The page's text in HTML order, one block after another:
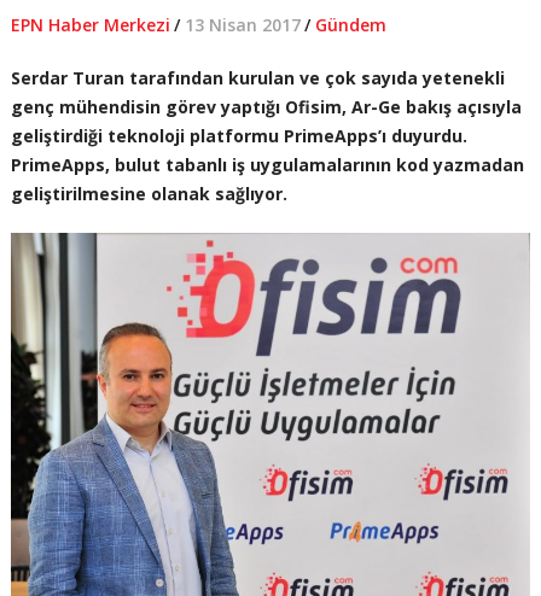
EPN Haber Merkezi / 13 Nisan 2017/ Gündem
Serdar Turan tarafından kurulan ve çok sayıda yetenekli
genç mühendisin görev yaptığı Ofisim, Ar-Ge bakış açısıyla
geliştirdiği teknoloji platformu PrimeApps’ı duyurdu.
PrimeApps, bulut tabanlı iş uygulamalarının kod yazmadan
geliştirilmesine olanak sağlıyor.